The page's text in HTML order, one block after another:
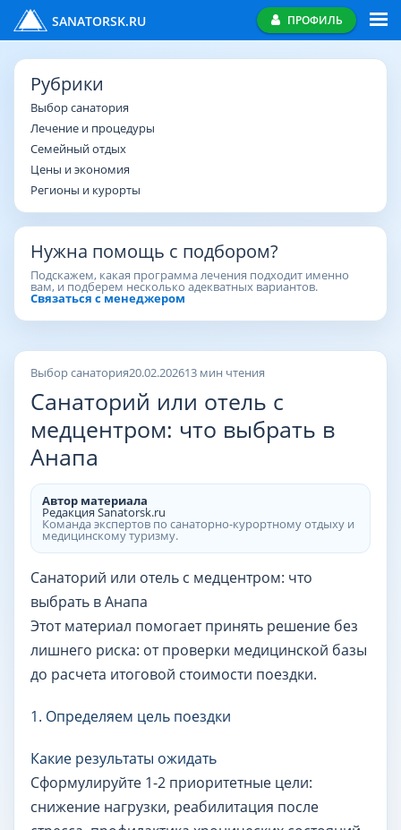
SANATORSK.RU ПРОФИЛЬ
Выбор санатория20.02.202613 мин чтения
Санаторий или отель с
медцентром: что выбрать в
Анапа
Автор материала
Редакция Sanatorsk.ru
Команда экспертов по санаторно-курортному отдыху и
медицинскому туризму.
Санаторий или отель с медцентром: что
выбрать в Анапа
Этот материал помогает принять решение без
лишнего риска: от проверки медицинской базы
до расчета итоговой стоимости поездки.
1. Определяем цель поездки
Какие результаты ожидать
Сформулируйте 1-2 приоритетные цели:
снижение нагрузки, реабилитация после
Рубрики
Выбор санатория
Лечение и процедуры
Семейный отдых
Цены и экономия
Регионы и курорты
Нужна помощь с подбором?
Подскажем, какая программа лечения подходит именно
вам, и подберем несколько адекватных вариантов.
Связаться с менеджером